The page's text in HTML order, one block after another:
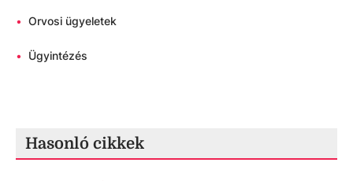
• Orvosi ügyeletek
• Ügyintézés
Hasonló cikkek